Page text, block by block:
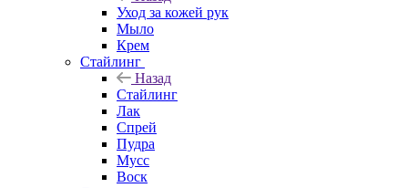
Уход за кожей рук
Мыло
Крем
Стайлинг
Назад
Стайлинг
Лак
Спрей
Пудра
Мусс
Воск